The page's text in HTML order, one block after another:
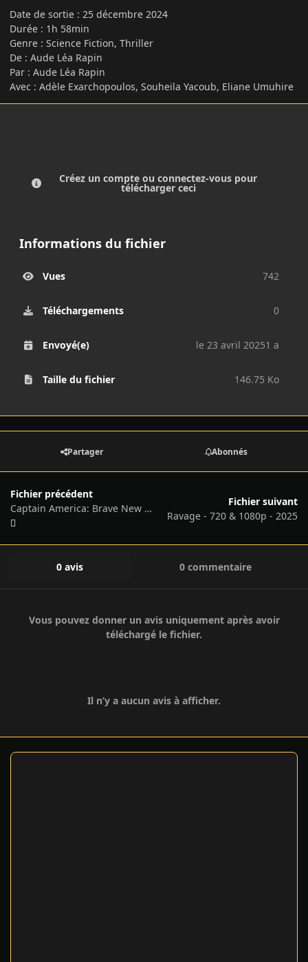
Date de sortie : 25 décembre 2024
Durée : 1h 58min
Genre : Science Fiction, Thriller
De : Aude Léa Rapin
Par : Aude Léa Rapin
Avec : Adèle Exarchopoulos, Souheila Yacoub, Eliane Umuhire
Créez un compte ou connectez-vous pour
télécharger ceci
Informations du fichier
Vues 742
Téléchargements 0
Envoyé(e) le 23 avril 20251 a
Taille du fichier 146.75 Ko
Partager Abonnés
Fichier précédent
Captain America: Brave New World - 720 & 1080P - 2025
Fichier suivant
Ravage - 720 & 1080p - 2025
0 avis 0 commentaire
Vous pouvez donner un avis uniquement après avoir
téléchargé le fichier.
Il n’y a aucun avis à afficher.